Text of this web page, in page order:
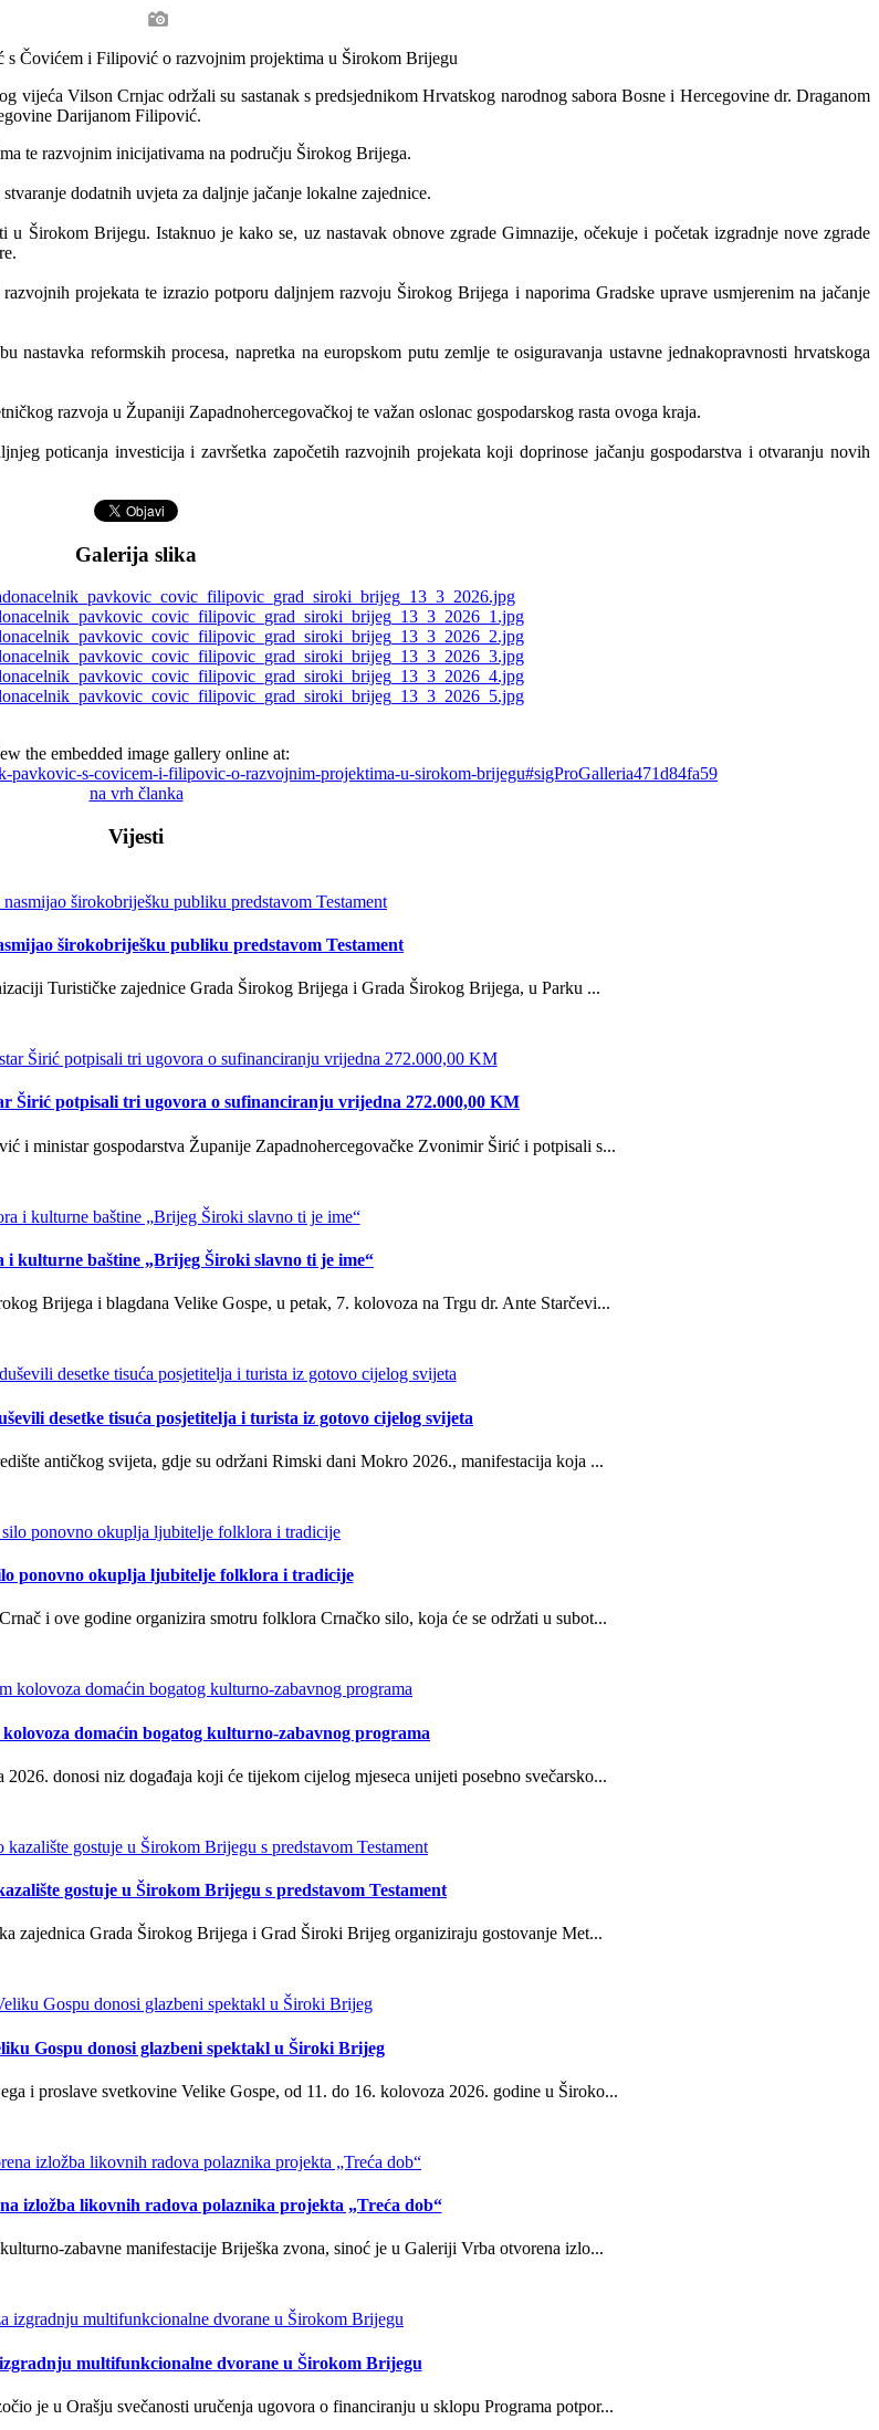
Vilson Crnjac održali su sastanak s predsjednikom Hrvatskog narodnog sabora Bosne i Hercegovine dr. Draganom
Darijanom Filipović.
te razvojnim inicijativama na području Širokog Brijega.
dodatnih uvjeta za daljnje jačanje lokalne zajednice.
Širokom Brijegu. Istaknuo je kako se, uz nastavak obnove zgrade Gimnazije, očekuje i početak izgradnje nove zgrade
projekata te izrazio potporu daljnjem razvoju Širokog Brijega i naporima Gradske uprave usmjerenim na jačanje
reformskih procesa, napretka na europskom putu zemlje te osiguravanja ustavne jednakopravnosti hrvatskoga
razvoja u Županiji Zapadnohercegovačkoj te važan oslonac gospodarskog rasta ovoga kraja.
poticanja investicija i završetka započetih razvojnih projekata koji doprinose jačanju gospodarstva i otvaranju novih
Galerija slika
the embedded image gallery online at:
s-covicem-i-filipovic-o-razvojnim-projektima-u-sirokom-brijegu#sigProGalleria471d84fa59
na vrh članka
Vijesti
širokobriješku publiku predstavom Testament
Turističke zajednice Grada Širokog Brijega i Grada Širokog Brijega, u Parku ...
Širić potpisali tri ugovora o sufinanciranju vrijedna 272.000,00 KM
i ministar gospodarstva Županije Zapadnohercegovačke Zvonimir Širić i potpisali s...
i kulturne baštine „Brijeg Široki slavno ti je ime“
Brijega i blagdana Velike Gospe, u petak, 7. kolovoza na Trgu dr. Ante Starčevi...
desetke tisuća posjetitelja i turista iz gotovo cijelog svijeta
antičkog svijeta, gdje su održani Rimski dani Mokro 2026., manifestacija koja ...
ponovno okuplja ljubitelje folklora i tradicije
i ove godine organizira smotru folklora Crnačko silo, koja će se održati u subot...
domaćin bogatog kulturno-zabavnog programa
donosi niz događaja koji će tijekom cijelog mjeseca unijeti posebno svečarsko...
gostuje u Širokom Brijegu s predstavom Testament
zajednica Grada Širokog Brijega i Grad Široki Brijeg organiziraju gostovanje Met...
Gospu donosi glazbeni spektakl u Široki Brijeg
i proslave svetkovine Velike Gospe, od 11. do 16. kolovoza 2026. godine u Široko...
izložba likovnih radova polaznika projekta „Treća dob“
zabavne manifestacije Briješka zvona, sinoć je u Galeriji Vrba otvorena izlo...
multifunkcionalne dvorane u Širokom Brijegu
je u Orašju svečanosti uručenja ugovora o financiranju u sklopu Programa potpor...